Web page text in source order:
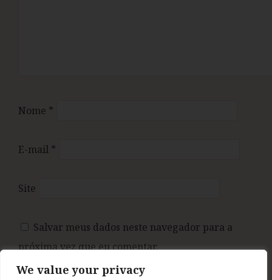
We value your privacy
Nome *
E-mail *
Site
Salvar meus dados neste navegador para a
próxima vez que eu comentar.